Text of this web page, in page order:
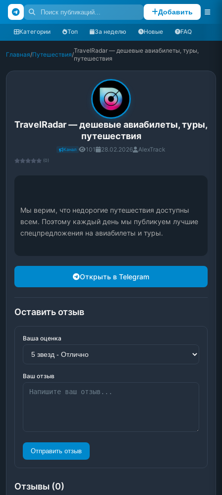
Добавить
Категории Топ За неделю Новые FAQ
Главная/Путешествия/
TravelRadar — дешевые авиабилеты, туры,
путешествия
TravelRadar — дешевые авиабилеты, туры,
путешествия
Канал 101 28.02.2026 AlexTrack
(0)
Мы верим, что недорогие путешествия доступны
всем. Поэтому каждый день мы публикуем лучшие
спецпредложения на авиабилеты и туры.
Открыть в Telegram
Оставить отзыв
Ваша оценка
Ваш отзыв
Отправить отзыв
Отзывы (0)